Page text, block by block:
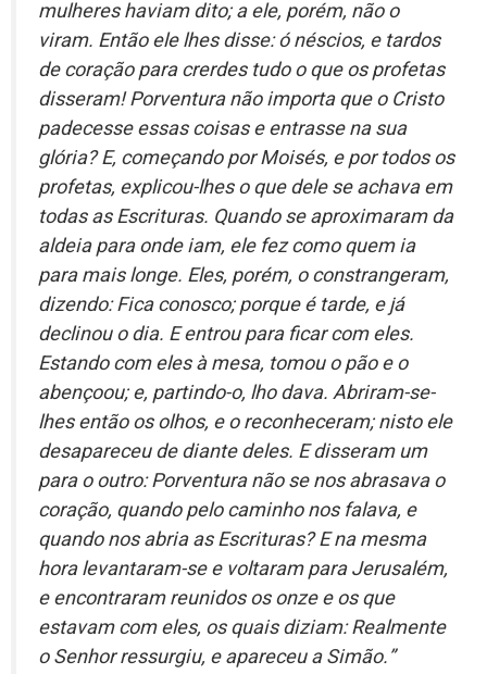
mulheres haviam dito; a ele, porém, não o
viram. Então ele lhes disse: ó néscios, e tardos
de coração para crerdes tudo o que os profetas
disseram! Porventura não importa que o Cristo
padecesse essas coisas e entrasse na sua
glória? E, começando por Moisés, e por todos os
profetas, explicou-lhes o que dele se achava em
todas as Escrituras. Quando se aproximaram da
aldeia para onde iam, ele fez como quem ia
para mais longe. Eles, porém, o constrangeram,
dizendo: Fica conosco; porque é tarde, e já
declinou o dia. E entrou para ficar com eles.
Estando com eles à mesa, tomou o pão e o
abençoou; e, partindo-o, lho dava. Abriram-se-
lhes então os olhos, e o reconheceram; nisto ele
desapareceu de diante deles. E disseram um
para o outro: Porventura não se nos abrasava o
coração, quando pelo caminho nos falava, e
quando nos abria as Escrituras? E na mesma
hora levantaram-se e voltaram para Jerusalém,
e encontraram reunidos os onze e os que
estavam com eles, os quais diziam: Realmente
o Senhor ressurgiu, e apareceu a Simão.”